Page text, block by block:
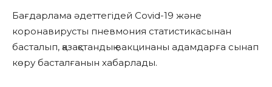
Бағдарлама әдеттегідей Covid-19 және
коронавирусты пневмония статистикасынан
басталып, қазақстандық вакцинаны адамдарға сынап
көру басталғанын хабарлады.